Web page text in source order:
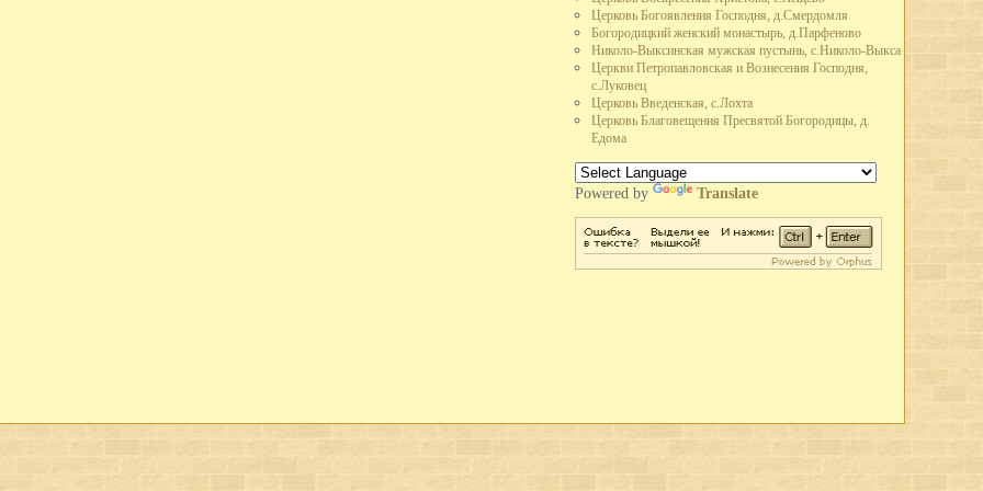
1766 - Родился С.К.Суханов, известный каменотес-ваятель. Умер в 1840 г. Им выполнены в Петербурге - ростральные
колонны у здания Биржи, колонны Казанского и Исаакиевского соборов в Москве - пьедестал памятника Минину и
1776 - Родился М.Я.Мудров, выдающийся врач-терапевт, один из основателей русской терапевтической школы,
1786 - Открыто главное народное училище с пятилетним сроком обучения.
1796 - Упразднено наместничество и образована Вологодская губерния.
1796 - Родился А.А.Альфонский. доктор медицины, руководитель кафедры хирургии Московского университета.
1826 - Умер А.Ф.Фортунатов, автор работы О климате Вологды и составитель первого гербария и списка растений
1866 - В Вологду сослан В.В.Берви-Флеровский (1829-1918 гг.), крупнейший социолог и публицист. В Вологде им
написана книга Положение рабочего класса в России, которую очень высоко ценил Карл Маркс.
1916 - В Вологодской епархии насчитывается 956 церквей, 22 монастыря (18 мужских, 4 женских).
Церковь Богоявления Господня, д.Смердомля
Богородицкий женский монастырь, д.Парфеново
Николо-Выксинская мужская пустынь, с.Николо-Выкса
Церкви Петропавловская и Вознесения Господня,
с.Луковец
Церковь Введенская, с.Лохта
Церковь Благовещения Пресвятой Богородицы, д.
Едома
Powered by Translate